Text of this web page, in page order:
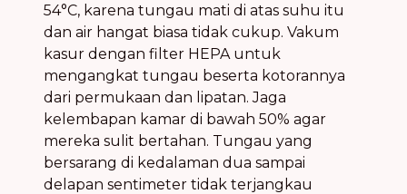
54°C, karena tungau mati di atas suhu itu
dan air hangat biasa tidak cukup. Vakum
kasur dengan filter HEPA untuk
mengangkat tungau beserta kotorannya
dari permukaan dan lipatan. Jaga
kelembapan kamar di bawah 50% agar
mereka sulit bertahan. Tungau yang
bersarang di kedalaman dua sampai
delapan sentimeter tidak terjangkau